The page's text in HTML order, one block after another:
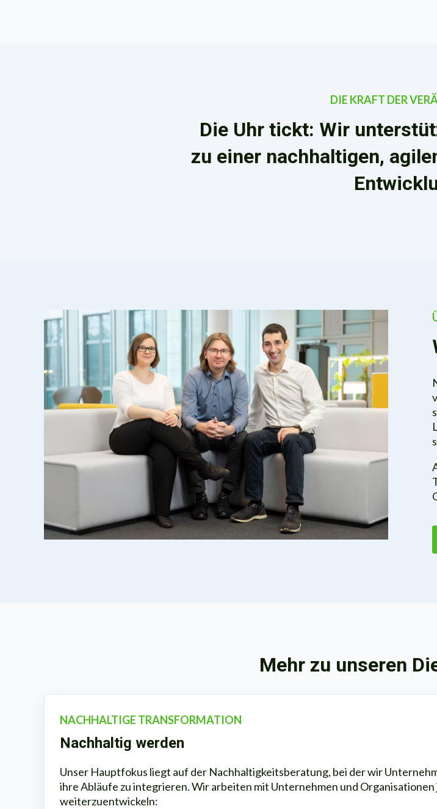
DIE KRAFT DER
Die Uhr tickt: Wir
zu einer nachhaltigen,
Mehr zu unseren
NACHHALTIGE TRANSFORMATION
Nachhaltig werden
Unser Hauptfokus liegt auf der Nachhaltigkeitsberatung, bei der wir
ihre Abläufe zu integrieren. Wir arbeiten mit Unternehmen und
weiterzuentwickeln: